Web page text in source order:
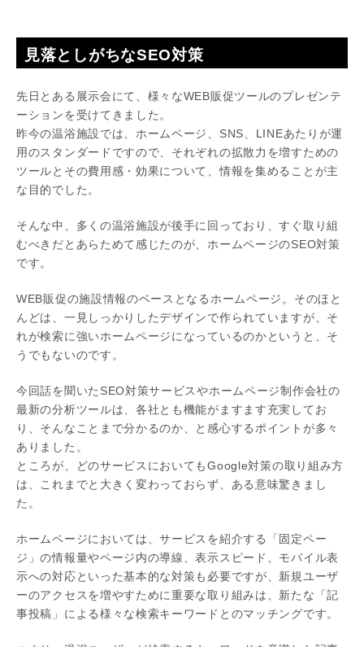
見落としがちなSEO対策
先日とある展示会にて、様々なWEB販促ツールのプレゼンテ
ーションを受けてきました。
昨今の温浴施設では、ホームページ、SNS、LINEあたりが運
用のスタンダードですので、それぞれの拡散力を増すための
ツールとその費用感・効果について、情報を集めることが主
な目的でした。
そんな中、多くの温浴施設が後手に回っており、すぐ取り組
むべきだとあらためて感じたのが、ホームページのSEO対策
です。
WEB販促の施設情報のベースとなるホームページ。そのほと
んどは、一見しっかりしたデザインで作られていますが、そ
れが検索に強いホームページになっているのかというと、そ
うでもないのです。
今回話を聞いたSEO対策サービスやホームページ制作会社の
最新の分析ツールは、各社とも機能がますます充実してお
り、そんなことまで分かるのか、と感心するポイントが多々
ありました。
ところが、どのサービスにおいてもGoogle対策の取り組み方
は、これまでと大きく変わっておらず、ある意味驚きまし
た。
ホームページにおいては、サービスを紹介する「固定ペー
ジ」の情報量やページ内の導線、表示スピード、モバイル表
示への対応といった基本的な対策も必要ですが、新規ユーザ
ーのアクセスを増やすために重要な取り組みは、新たな「記
事投稿」による様々な検索キーワードとのマッチングです。